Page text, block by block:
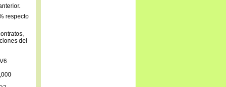
respecto
del